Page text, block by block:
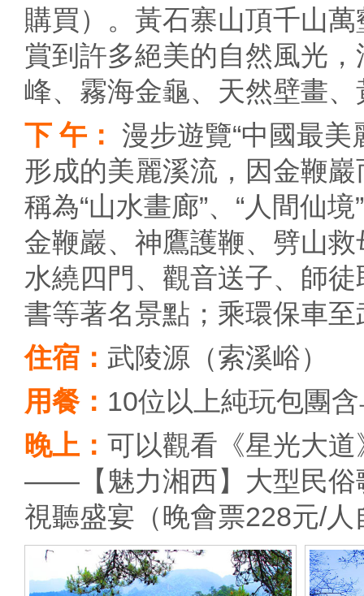
購買）。黃石寨山頂千山
賞到許多絕美的自然風光
峰、霧海金龜、天然壁畫
下 午：
漫步遊覽“中國最
形成的美麗溪流，因金鞭
稱為“山水畫廊”、“人間仙
金鞭巖、神鷹護鞭、劈山
水繞四門、觀音送子、師
書等著名景點；乘環保車
住宿： 武陵源（索溪峪）
用餐： 10位以上純玩包團
晚上： 可以觀看《星光大
——【魅力湘西】大型民俗
視聽盛宴（晚會票228元/